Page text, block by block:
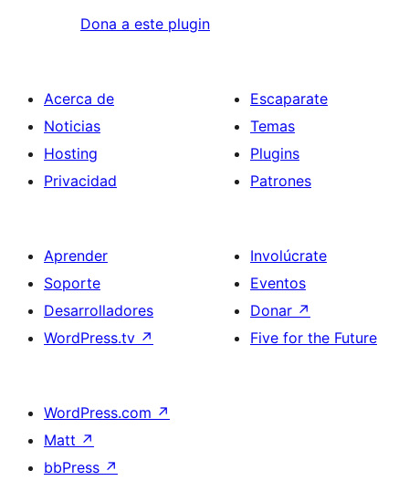
Dona a este plugin
Acerca de
Noticias
Hosting
Privacidad
Escaparate
Temas
Plugins
Patrones
Aprender
Soporte
Desarrolladores
WordPress.tv ↗
Involúcrate
Eventos
Donar ↗
Five for the Future
WordPress.com ↗
Matt ↗
bbPress ↗